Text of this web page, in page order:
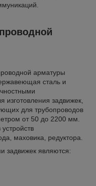
арматуры
сталь и
изготовления задвижек,
для трубопроводов
от 50 до 2200 мм.
маховика, редуктора.
задвижек являются: